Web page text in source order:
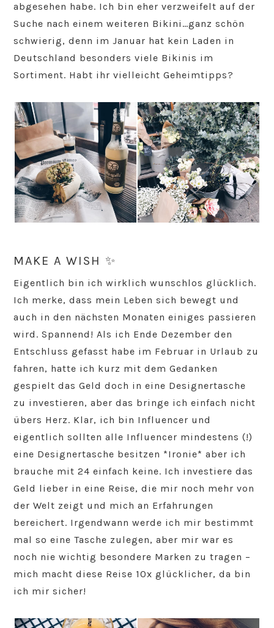
abgesehen habe. Ich bin eher verzweifelt auf der
Suche nach einem weiteren Bikini…ganz schön
schwierig, denn im Januar hat kein Laden in
Deutschland besonders viele Bikinis im
Sortiment. Habt ihr vielleicht Geheimtipps?
MAKE A WISH ✨
Eigentlich bin ich wirklich wunschlos glücklich.
Ich merke, dass mein Leben sich bewegt und
auch in den nächsten Monaten einiges passieren
wird. Spannend! Als ich Ende Dezember den
Entschluss gefasst habe im Februar in Urlaub zu
fahren, hatte ich kurz mit dem Gedanken
gespielt das Geld doch in eine Designertasche
zu investieren, aber das bringe ich einfach nicht
übers Herz. Klar, ich bin Influencer und
eigentlich sollten alle Influencer mindestens (!)
eine Designertasche besitzen *Ironie* aber ich
brauche mit 24 einfach keine. Ich investiere das
Geld lieber in eine Reise, die mir noch mehr von
der Welt zeigt und mich an Erfahrungen
bereichert. Irgendwann werde ich mir bestimmt
mal so eine Tasche zulegen, aber mir war es
noch nie wichtig besondere Marken zu tragen –
mich macht diese Reise 10x glücklicher, da bin
ich mir sicher!